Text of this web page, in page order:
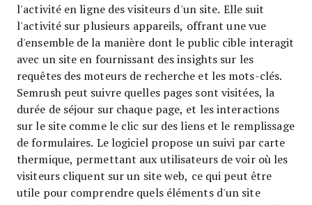
l'activité en ligne des visiteurs d'un site. Elle suit
l'activité sur plusieurs appareils, offrant une vue
d'ensemble de la manière dont le public cible interagit
avec un site en fournissant des insights sur les
requêtes des moteurs de recherche et les mots-clés.
Semrush peut suivre quelles pages sont visitées, la
durée de séjour sur chaque page, et les interactions
sur le site comme le clic sur des liens et le remplissage
de formulaires. Le logiciel propose un suivi par carte
thermique, permettant aux utilisateurs de voir où les
visiteurs cliquent sur un site web, ce qui peut être
utile pour comprendre quels éléments d'un site